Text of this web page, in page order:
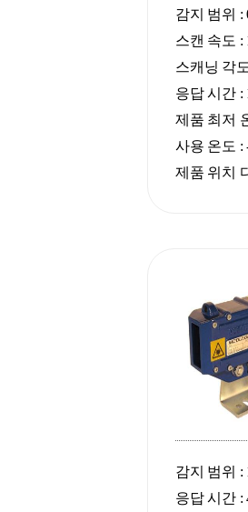
감지 범위 :
스캔 속도 :
스캐닝 각
응답 시간 :
제품 최저
사용 온도 :
제품 위치
감지 범위 :
응답 시간 :